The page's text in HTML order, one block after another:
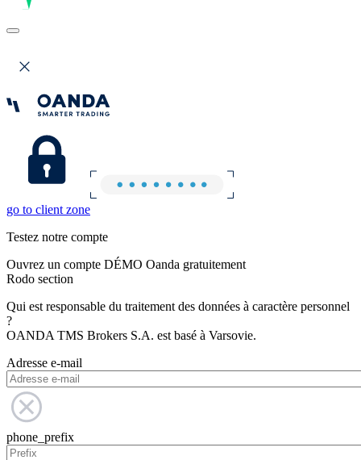
go to client zone
Testez notre compte
Ouvrez un compte DÉMO Oanda gratuitement
Rodo section
Qui est responsable du traitement des données à caractère personnel
?
OANDA TMS Brokers S.A. est basé à Varsovie.
Adresse e-mail
phone_prefix